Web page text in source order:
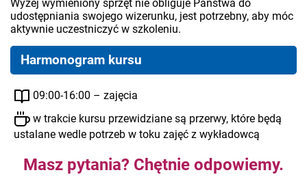
Wyżej wymieniony sprzęt nie obliguje Państwa do
udostępniania swojego wizerunku, jest potrzebny, aby móc
aktywnie uczestniczyć w szkoleniu.
Harmonogram kursu
09:00-16:00 – zajęcia
w trakcie kursu przewidziane są przerwy, które będą
ustalane wedle potrzeb w toku zajęć z wykładowcą
Masz pytania? Chętnie odpowiemy.